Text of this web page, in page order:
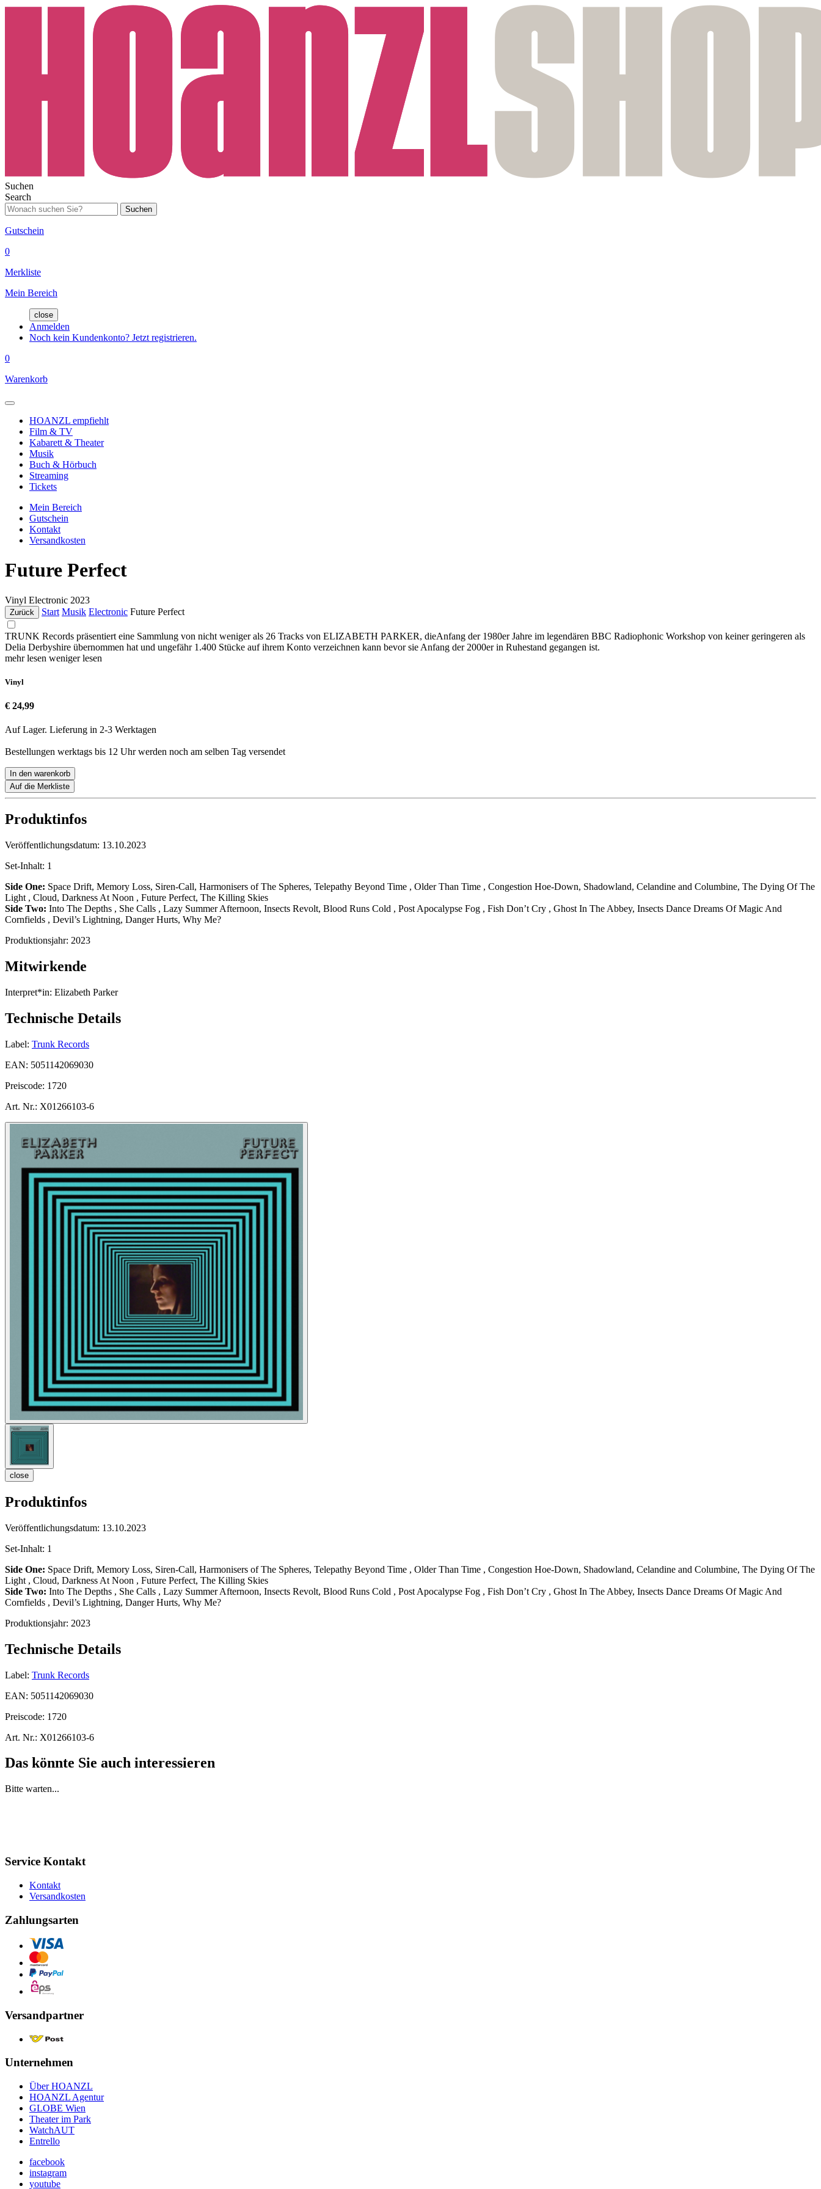
Suchen
Search
Suchen
Gutschein
0
Merkliste
Mein Bereich
close
Anmelden
Noch kein Kundenkonto? Jetzt registrieren.
0
Warenkorb
HOANZL empfiehlt
Film & TV
Kabarett & Theater
Musik
Buch & Hörbuch
Streaming
Tickets
Mein Bereich
Gutschein
Kontakt
Versandkosten
Future Perfect
Vinyl Electronic 2023
Zurück Start Musik Electronic Future Perfect
TRUNK Records präsentiert eine Sammlung von nicht weniger als 26 Tracks von ELIZABETH PARKER, dieAnfang der 1980er Jahre im legendären BBC Radiophonic Workshop von keiner geringeren als
Delia Derbyshire übernommen hat und ungefähr 1.400 Stücke auf ihrem Konto verzeichnen kann bevor sie Anfang der 2000er in Ruhestand gegangen ist.
mehr lesen weniger lesen
Vinyl
€ 24,99
Auf Lager. Lieferung in 2-3 Werktagen
Bestellungen werktags bis 12 Uhr werden noch am selben Tag versendet
In den warenkorb
Auf die Merkliste
Produktinfos
Veröffentlichungsdatum: 13.10.2023
Set-Inhalt: 1
Side One: Space Drift, Memory Loss, Siren-Call, Harmonisers of The Spheres, Telepathy Beyond Time , Older Than Time , Congestion Hoe-Down, Shadowland, Celandine and Columbine, The Dying Of The
Light , Cloud, Darkness At Noon , Future Perfect, The Killing Skies
Side Two: Into The Depths , She Calls , Lazy Summer Afternoon, Insects Revolt, Blood Runs Cold , Post Apocalypse Fog , Fish Don’t Cry , Ghost In The Abbey, Insects Dance Dreams Of Magic And
Cornfields , Devil’s Lightning, Danger Hurts, Why Me?
Produktionsjahr: 2023
Mitwirkende
Interpret*in: Elizabeth Parker
Technische Details
Label: Trunk Records
EAN: 5051142069030
Preiscode: 1720
Art. Nr.: X01266103-6
close
Produktinfos
Veröffentlichungsdatum: 13.10.2023
Set-Inhalt: 1
Side One: Space Drift, Memory Loss, Siren-Call, Harmonisers of The Spheres, Telepathy Beyond Time , Older Than Time , Congestion Hoe-Down, Shadowland, Celandine and Columbine, The Dying Of The
Light , Cloud, Darkness At Noon , Future Perfect, The Killing Skies
Side Two: Into The Depths , She Calls , Lazy Summer Afternoon, Insects Revolt, Blood Runs Cold , Post Apocalypse Fog , Fish Don’t Cry , Ghost In The Abbey, Insects Dance Dreams Of Magic And
Cornfields , Devil’s Lightning, Danger Hurts, Why Me?
Produktionsjahr: 2023
Technische Details
Label: Trunk Records
EAN: 5051142069030
Preiscode: 1720
Art. Nr.: X01266103-6
Das könnte Sie auch interessieren
Bitte warten...
Service Kontakt
Kontakt
Versandkosten
Zahlungsarten
Versandpartner
Unternehmen
Über HOANZL
HOANZL Agentur
GLOBE Wien
Theater im Park
WatchAUT
Entrello
facebook
instagram
youtube